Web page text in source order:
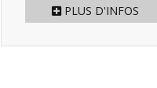
PLUS D'INFOS